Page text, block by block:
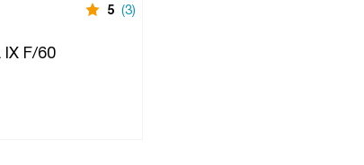
5 (3)
IX F/60